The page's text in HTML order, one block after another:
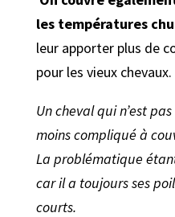
les températures
leur apporter plus de
pour les vieux chevaux.
Un cheval qui n’est
moins compliqué à
La problématique
car il a toujours ses
courts.